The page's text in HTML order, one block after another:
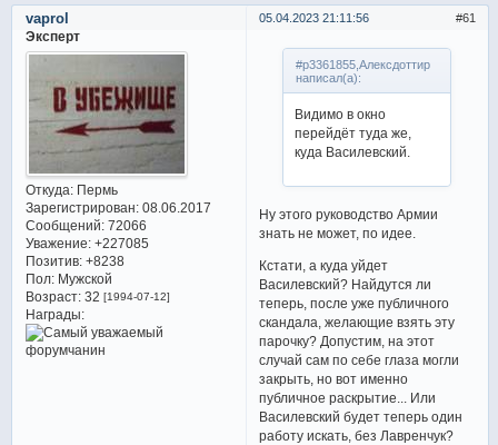
61
05.04.2023 21:11:56
vaprol
Эксперт
Откуда:Пермь
Зарегистрирован: 08.06.2017
Сообщений:72066
Уважение: +227085
Позитив: +8238
Пол:Мужской
Возраст:32 [1994-07-12]
Награды:
#p3361855,Алексдоттир
написал(а):
Видимо в окно
перейдёт туда же,
куда Василевский.
Ну этого руководство Армии
знать не может, по идее.
Кстати, а куда уйдет
Василевский? Найдутся ли
теперь, после уже публичного
скандала, желающие взять эту
парочку? Допустим, на этот
случай сам по себе глаза могли
закрыть, но вот именно
публичное раскрытие... Или
Василевский будет теперь один
работу искать, без Лавренчук?